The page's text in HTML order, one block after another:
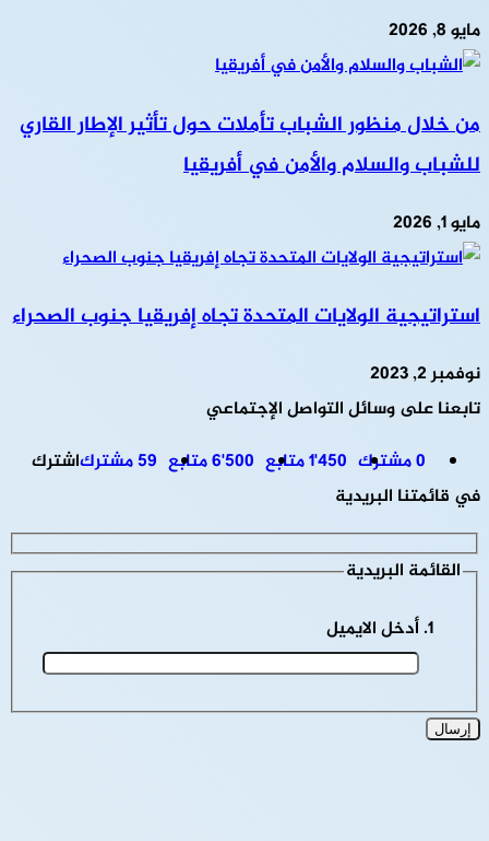
مايو 8, 2026
من خلال منظور الشباب تأملات حول تأثير الإطار القاري
للشباب والسلام والأمن في أفريقيا
مايو 1, 2026
استراتيجية الولايات المتحدة تجاه إفريقيا جنوب الصحراء
نوفمبر 2, 2023
تابعنا على وسائل التواصل الإجتماعي
0مشترك 1٬450متابع 6٬500متابع 59مشتركاشترك
في قائمتنا البريدية
القائمة البريدية
أدخل الايميل